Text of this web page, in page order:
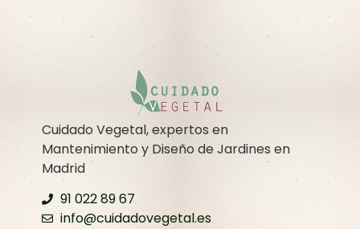
Cuidado Vegetal, expertos en
Mantenimiento y Diseño de Jardines en
Madrid
91 022 89 67
info@cuidadovegetal.es